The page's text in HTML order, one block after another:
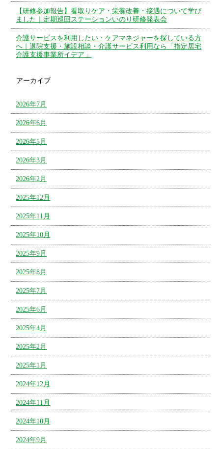
【研修参加報告】看取りケア・栄養改善・接遇について学び
ました｜定期巡回ステーションいのり研修発表会
介護サービスを利用したい・ケアマネジャーを探している方
へ｜退院支援・施設相談・介護サービス利用なら「指定居宅
介護支援事業所イデア」
アーカイブ
2026年7月
2026年6月
2026年5月
2026年3月
2026年2月
2025年12月
2025年11月
2025年10月
2025年9月
2025年8月
2025年7月
2025年6月
2025年4月
2025年2月
2025年1月
2024年12月
2024年11月
2024年10月
2024年9月